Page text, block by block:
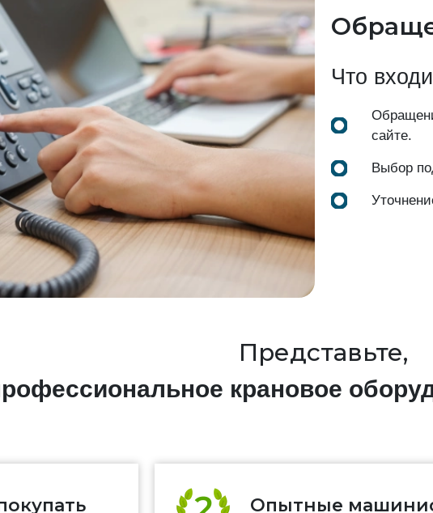
Что
сайте.
Выбор
Представьте,
крановое
Опытные